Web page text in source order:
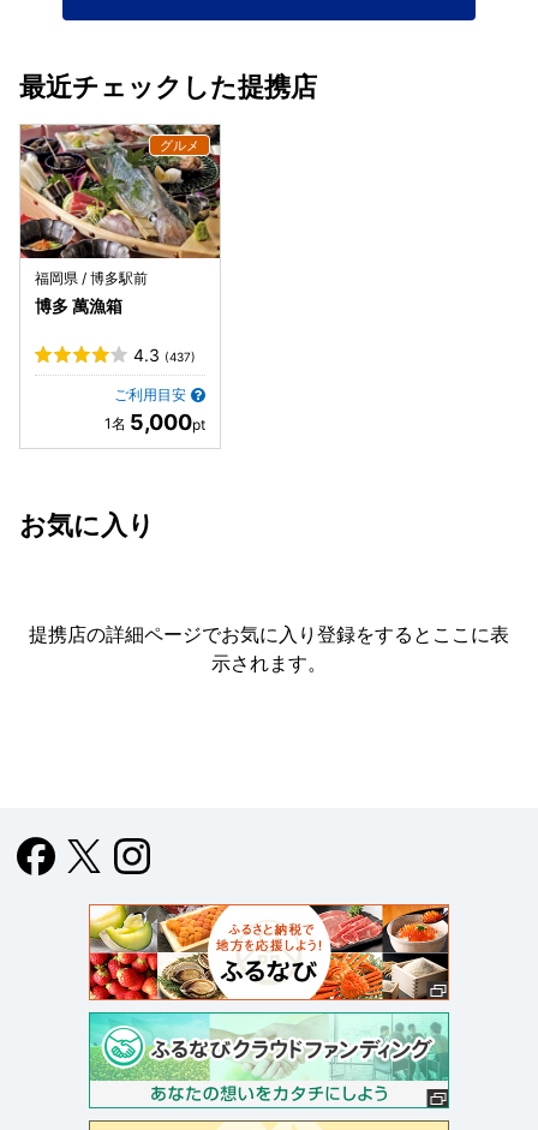
最近チェックした提携店
福岡県 / 博多駅前
博多 萬漁箱
4.3 (437)
ご利用目安
5,000
お気に入り
提携店の詳細ページでお気に入り登録をすると ここに表
示されます。